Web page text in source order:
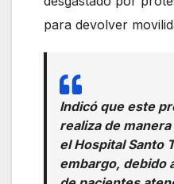
para devolver
Indicó que este
realiza de
el Hospital Santo
embargo, debido